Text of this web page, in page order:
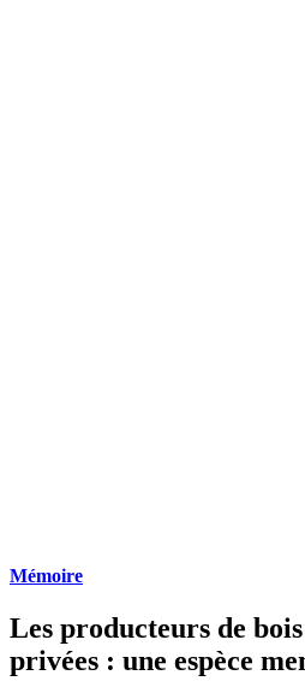
Mémoire
Les producteurs de
privées : une espèce